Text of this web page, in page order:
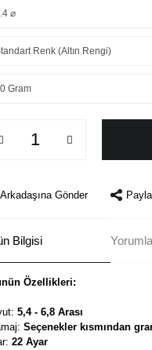
Arkadaşına Gönder
Bilgisi
Özellikleri:
5,4 - 6,8 Arası
Seçenekler kısmından
22 Ayar